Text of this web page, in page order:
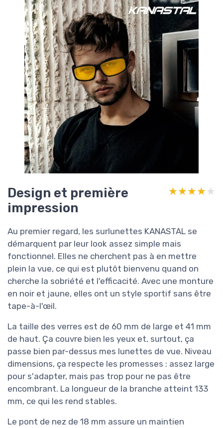
Design et première
impression
★★★★★
★★★★★
Au premier regard, les surlunettes KANASTAL se
démarquent par leur look assez simple mais
fonctionnel. Elles ne cherchent pas à en mettre
plein la vue, ce qui est plutôt bienvenu quand on
cherche la sobriété et l'efficacité. Avec une monture
en noir et jaune, elles ont un style sportif sans être
tape-à-l'œil.
La taille des verres est de 60 mm de large et 41 mm
de haut. Ça couvre bien les yeux et, surtout, ça
passe bien par-dessus mes lunettes de vue. Niveau
dimensions, ça respecte les promesses : assez large
pour s'adapter, mais pas trop pour ne pas être
encombrant. La longueur de la branche atteint 133
mm, ce qui les rend stables.
Le pont de nez de 18 mm assure un maintien